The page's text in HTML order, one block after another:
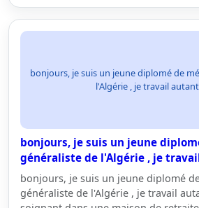
bonjours, je suis un jeune diplomé de
l'Algérie , je travail
bonjours, je suis un jeune
généraliste de l'Algérie , je
bonjours, je suis un jeune diplomé
généraliste de l'Algérie , je travail